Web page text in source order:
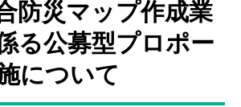
防災マップ作成業
る公募型プロポー
について